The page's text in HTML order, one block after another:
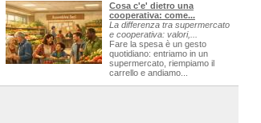
Cosa c'e' dietro una
cooperativa: come...
La differenza tra supermercato
e cooperativa: valori,...
Fare la spesa è un gesto
quotidiano: entriamo in un
supermercato, riempiamo il
carrello e andiamo...